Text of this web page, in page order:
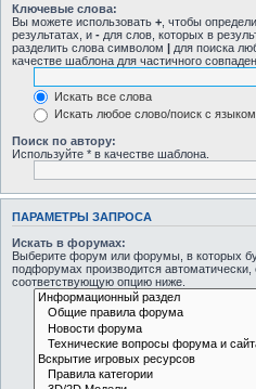
Ключевые слова:
Вы можете использовать + , чтобы
результатах, и - для слов, которых в
разделить слова символом | для поиска
качестве шаблона для частичного
Искать все слова
Искать любое слово/поиск с
Поиск по автору:
Используйте * в качестве шаблона.
ПАРАМЕТРЫ ЗАПРОСА
Искать в форумах:
Выберите форум или форумы, в которых
подфорумах производится
соответствующую опцию ниже.